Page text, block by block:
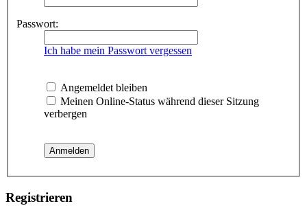
Passwort:
Ich habe mein Passwort vergessen
Angemeldet bleiben
Meinen Online-Status während dieser Sitzung
verbergen
Registrieren